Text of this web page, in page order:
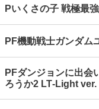
Pいくさの子 戦極最
PF機動戦士ガンダム
PFダンジョンに出会
ろうか2 LT‐Light ver.